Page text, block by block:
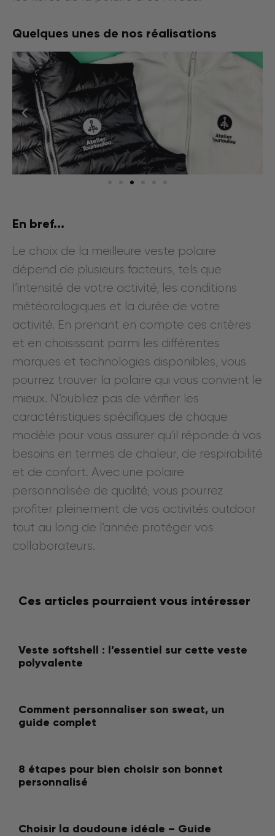
Quelques unes de nos réalisations
En bref...
Le choix de la meilleure veste polaire
dépend de plusieurs facteurs, tels que
l’intensité de votre activité, les conditions
météorologiques et la durée de votre
activité. En prenant en compte ces critères
et en choisissant parmi les différentes
marques et technologies disponibles, vous
pourrez trouver la polaire qui vous convient le
mieux. N’oubliez pas de vérifier les
caractéristiques spécifiques de chaque
modèle pour vous assurer qu’il réponde à vos
besoins en termes de chaleur, de respirabilité
et de confort. Avec une polaire
personnalisée de qualité, vous pourrez
profiter pleinement de vos activités outdoor
tout au long de l’année protéger vos
collaborateurs.
Ces articles pourraient vous intéresser
Veste softshell : l’essentiel sur cette veste
polyvalente
Comment personnaliser son sweat, un
guide complet
8 étapes pour bien choisir son bonnet
personnalisé
Choisir la doudoune idéale – Guide